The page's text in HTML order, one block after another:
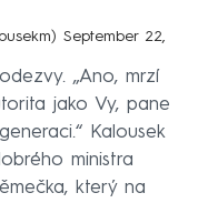
September 22,
„Ano, mrzí
jako Vy, pane
Kalousek
ministra
který na